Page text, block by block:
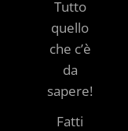
Tutto
quello
che c’è
da
sapere!
Fatti